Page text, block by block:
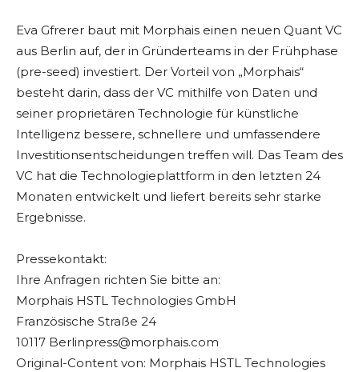
Eva Gfrerer baut mit Morphais einen neuen Quant VC
aus Berlin auf, der in Gründerteams in der Frühphase
(pre-seed) investiert. Der Vorteil von „Morphais“
besteht darin, dass der VC mithilfe von Daten und
seiner proprietären Technologie für künstliche
Intelligenz bessere, schnellere und umfassendere
Investitionsentscheidungen treffen will. Das Team des
VC hat die Technologieplattform in den letzten 24
Monaten entwickelt und liefert bereits sehr starke
Ergebnisse.
Pressekontakt:
Ihre Anfragen richten Sie bitte an:
Morphais HSTL Technologies GmbH
Französische Straße 24
10117 Berlinpress@morphais.com
Original-Content von: Morphais HSTL Technologies